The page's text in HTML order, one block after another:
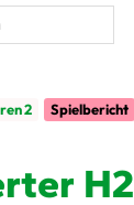
2 Spielbericht